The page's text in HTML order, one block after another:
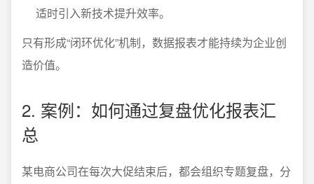
适时引入新技术提升效率。
只有形成“闭环优化”机制，数据报表才能持续为企业创
造价值。
2. 案例：如何通过复盘优化报表汇
总
某电商公司在每次大促结束后，都会组织专题复盘，分